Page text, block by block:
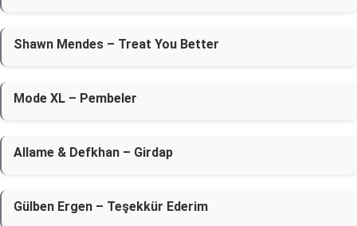
Shawn Mendes – Treat You Better
Mode XL – Pembeler
Allame & Defkhan – Girdap
Gülben Ergen – Teşekkür Ederim